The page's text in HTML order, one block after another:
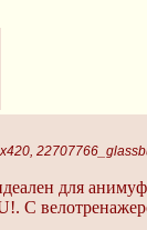
для
С